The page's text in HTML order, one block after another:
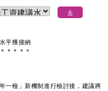
平獲接納
＊ ＊ ＊ ＊ ＊
檢」新機制進行檢討後，建議將